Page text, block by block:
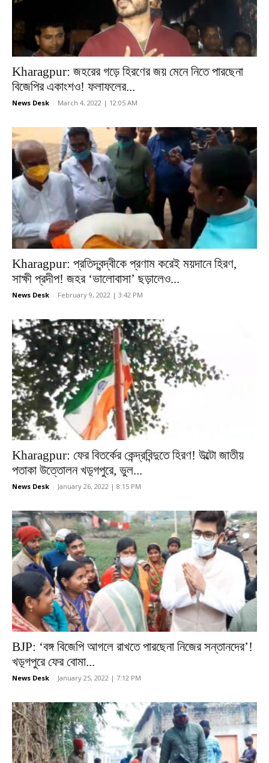
Kharagpur: জহরের গড়ে হিরণের জয় মেনে নিতে পারছেনা
বিজেপির একাংশও! ফলাফলের...
News Desk - March 4, 2022 | 12:05 AM
Kharagpur: প্রতিদ্বন্দ্বীকে প্রণাম করেই ময়দানে হিরণ,
সাক্ষী প্রদীপ! জহর ‘ভালোবাসা’ ছড়ালেও...
News Desk - February 9, 2022 | 3:42 PM
Kharagpur: ফের বিতর্কের কেন্দ্রবিন্দুতে হিরণ! উল্টো জাতীয়
পতাকা উত্তোলন খড়্গপুরে, ভুল...
News Desk - January 26, 2022 | 8:15 PM
BJP: ‘বঙ্গ বিজেপি আগলে রাখতে পারছেনা নিজের সন্তানদের’!
খড়্গপুরে ফের বোমা...
News Desk - January 25, 2022 | 7:12 PM